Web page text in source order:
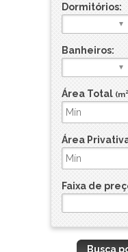
Dormitórios:
Banheiros:
Área Total
Área
Faixa de
Busca